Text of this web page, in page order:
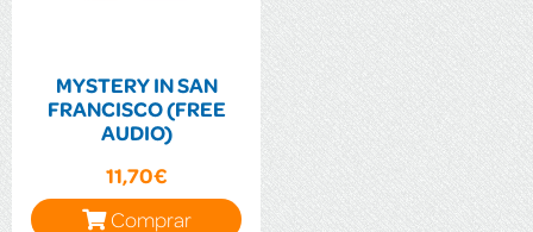
MYSTERY IN SAN
FRANCISCO (FREE
AUDIO)
11,70€
Comprar